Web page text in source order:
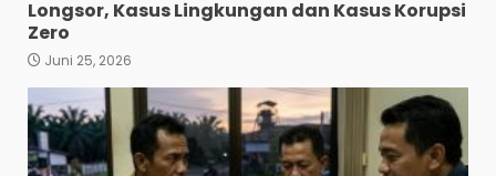
Longsor, Kasus Lingkungan dan Kasus Korupsi
Zero
Juni 25, 2026